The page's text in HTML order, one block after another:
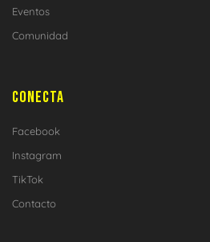
Eventos
Comunidad
CONECTA
Facebook
Instagram
TikTok
Contacto